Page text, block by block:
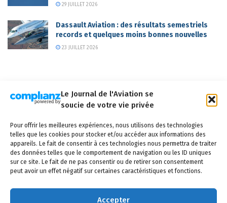
Le Journal de l'Aviation se
soucie de votre vie privée
Pour offrir les meilleures expériences, nous utilisons des technologies
telles que les cookies pour stocker et/ou accéder aux informations des
appareils. Le fait de consentir à ces technologies nous permettra de traiter
des données telles que le comportement de navigation ou les ID uniques
sur ce site. Le fait de ne pas consentir ou de retirer son consentement
peut avoir un effet négatif sur certaines caractéristiques et fonctions.
Accepter
29 JUILLET 2026
Dassault Aviation : des résultats semestriels
records et quelques moins bonnes nouvelles
23 JUILLET 2026
Mentions légales
CGV Politique de confidentialité Cookies